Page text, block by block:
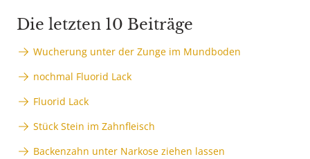
Die letzten 10 Beiträge
Wucherung unter der Zunge im Mundboden
nochmal Fluorid Lack
Fluorid Lack
Stück Stein im Zahnfleisch
Backenzahn unter Narkose ziehen lassen